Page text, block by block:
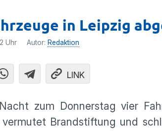
in Leipzig
Uhr Autor: Redaktion
LINK
zum Donnerstag vier
Brandstiftung und